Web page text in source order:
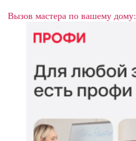
Вызов мастера по вашему дому: